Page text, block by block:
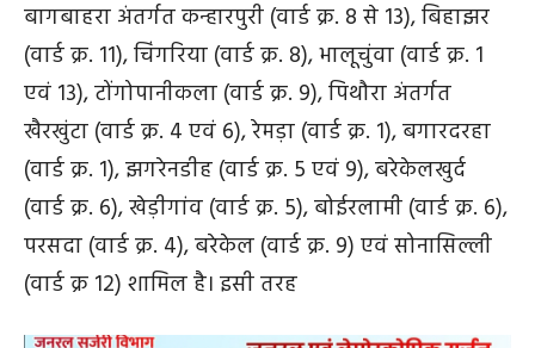
बागबाहरा अंतर्गत कन्हारपुरी (वार्ड क्र. 8 से 13), बिहाझर
(वार्ड क्र. 11), चिंगरिया (वार्ड क्र. 8), भालूचुंवा (वार्ड क्र. 1
एवं 13), टोंगोपानीकला (वार्ड क्र. 9), पिथौरा अंतर्गत
खैरखुंटा (वार्ड क्र. 4 एवं 6), रेमड़ा (वार्ड क्र. 1), बगारदरहा
(वार्ड क्र. 1), झगरेनडीह (वार्ड क्र. 5 एवं 9), बरेकेलखुर्द
(वार्ड क्र. 6), खेड़ीगांव (वार्ड क्र. 5), बोईरलामी (वार्ड क्र. 6),
परसदा (वार्ड क्र. 4), बरेकेल (वार्ड क्र. 9) एवं सोनासिल्ली
(वार्ड क्र 12) शामिल है। इसी तरह